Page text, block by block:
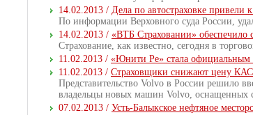
14.02.2013 / Дела по автостраховке привели
По информации Верховного суда России,
14.02.2013 / «ВТБ Страховании» обеспечило
Страхование, как известно, сегодня в
11.02.2013 / «Юнити Ре» стала официальным
11.02.2013 / Страховщики снижают цену
Представительство Volvo в России решило
владельцы новых машин Volvo, оснащенных
07.02.2013 / Усть-Балыкское нефтяное